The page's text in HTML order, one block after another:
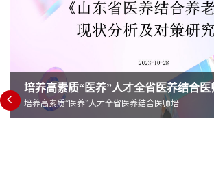
培养高素质“医养”人才全省医养结合医
培养高素质“医养”人才全省医养结合医师培